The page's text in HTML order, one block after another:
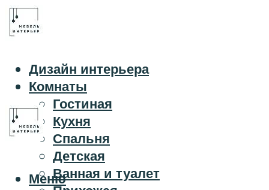
Дизайн интерьера
Комнаты
Гостиная
Кухня
Спальня
Детская
Ванная и туалет
Меню